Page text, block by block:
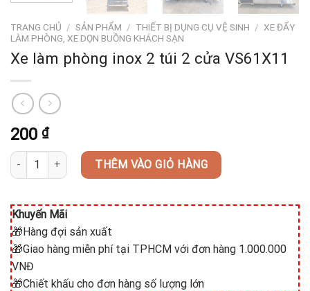
TRANG CHỦ / SẢN PHẨM / THIẾT BỊ DỤNG CỤ VỆ SINH / XE ĐẨY
LÀM PHÒNG, XE DỌN BUỒNG KHÁCH SẠN
Xe làm phòng inox 2 túi 2 cửa VS61X11
200 ₫
Xe làm phòng inox 2 túi 2 cửa VS61X11 số lượng
THÊM VÀO GIỎ HÀNG
Khuyến Mãi
🎁Hàng đợi sản xuất
🎁Giao hàng miễn phí tại TPHCM với đơn hàng 1.000.000
VNĐ
🎁Chiết khấu cho đơn hàng số lượng lớn